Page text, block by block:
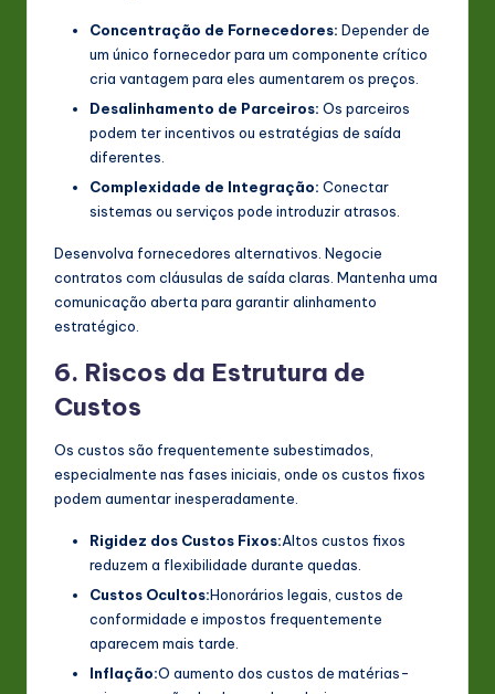
Concentração de Fornecedores: Depender de
um único fornecedor para um componente crítico
cria vantagem para eles aumentarem os preços.
Desalinhamento de Parceiros: Os parceiros
podem ter incentivos ou estratégias de saída
diferentes.
Complexidade de Integração: Conectar
sistemas ou serviços pode introduzir atrasos.
Desenvolva fornecedores alternativos. Negocie
contratos com cláusulas de saída claras. Mantenha uma
comunicação aberta para garantir alinhamento
estratégico.
6. Riscos da Estrutura de
Custos
Os custos são frequentemente subestimados,
especialmente nas fases iniciais, onde os custos fixos
podem aumentar inesperadamente.
Rigidez dos Custos Fixos:Altos custos fixos
reduzem a flexibilidade durante quedas.
Custos Ocultos:Honorários legais, custos de
conformidade e impostos frequentemente
aparecem mais tarde.
Inflação:O aumento dos custos de matérias-